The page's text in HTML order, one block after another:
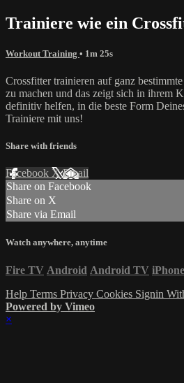
Trainiere wie ein
Workout Training • 1m 25s
Crossfitter trainieren auf ganz
zu machen und das zeigt sich in ihrem
definitiv helfen, in die beste Form
Trainiere mit uns!
Share with friends
Facebook XEmail
Share on Facebook
Share on X
Share via Email
Watch anywhere, anytime
Fire TV Android Android TV iPhone
Help Terms Privacy Cookies Signin
Powered by Vimeo
×